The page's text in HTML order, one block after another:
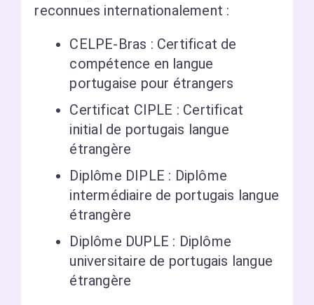
reconnues internationalement :
CELPE-Bras : Certificat de
compétence en langue
portugaise pour étrangers
Certificat CIPLE : Certificat
initial de portugais langue
étrangère
Diplôme DIPLE : Diplôme
intermédiaire de portugais langue
étrangère
Diplôme DUPLE : Diplôme
universitaire de portugais langue
étrangère